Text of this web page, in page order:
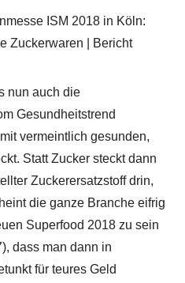
nun auch die
Gesundheitstrend
vermeintlich gesunden,
Statt Zucker steckt dann
Zuckerersatzstoff drin,
die ganze Branche eifrig
Superfood 2018 zu sein
dass man dann in
für teures Geld
ein Rezept